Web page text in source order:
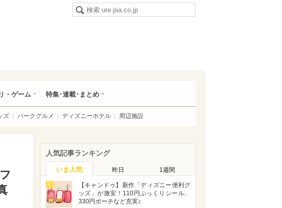
・ゲーム 特集･連載･まとめ
ズ パークグルメ ディズニーホテル 周辺施設
人気記事ランキング
いま人気 昨日 1週間
1
【キャンドゥ】新作「ディズニー便利グ
ッズ」が激安！110円ぷっくりシール、
330円ポーチなど充実♪